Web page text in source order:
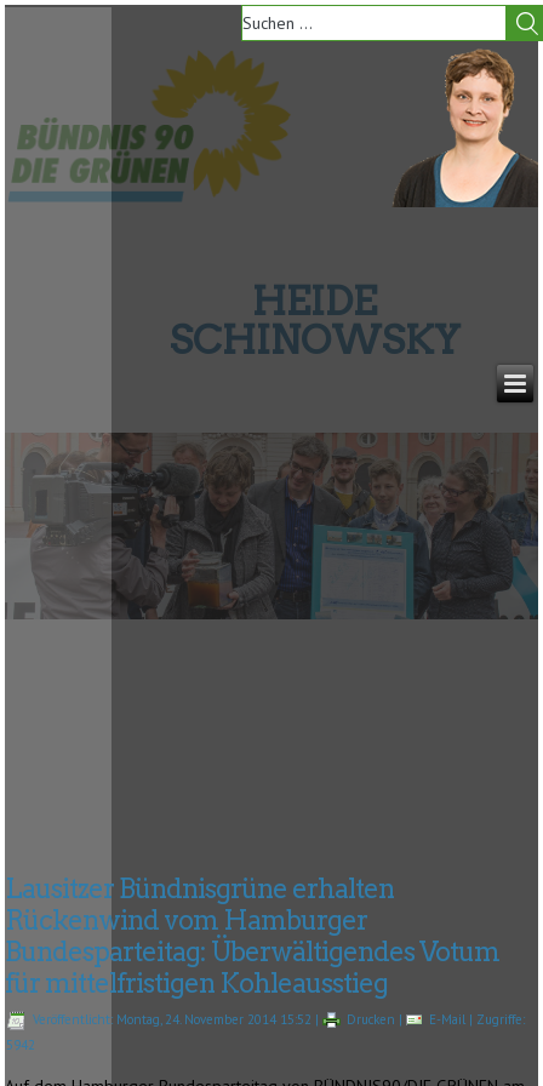
HEIDE
SCHINOWSKY
Lausitzer Bündnisgrüne erhalten
Rückenwind vom Hamburger
Bundesparteitag: Überwältigendes Votum
für mittelfristigen Kohleausstieg
Veröffentlicht: Montag, 24. November 2014 15:52 | Drucken | E-Mail | Zugriffe:
5942